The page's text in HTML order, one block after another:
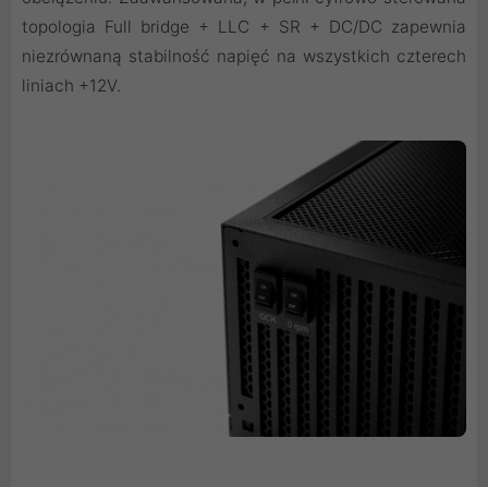
topologia Full bridge + LLC + SR + DC/DC zapewnia
niezrównaną stabilność napięć na wszystkich czterech
liniach +12V.